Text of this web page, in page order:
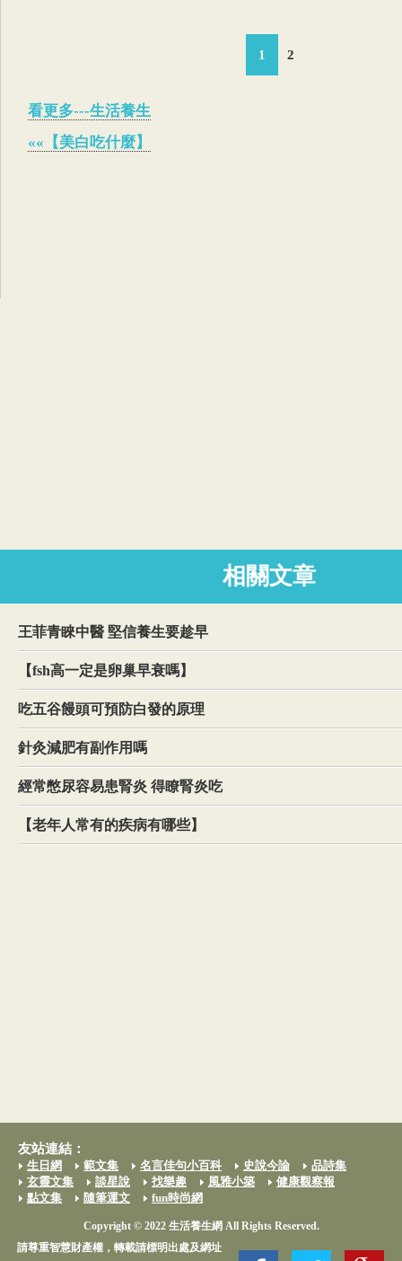
1 2
看更多---生活養生
««【美白吃什麼】
相關文章
王菲青睞中醫 堅信養生要趁早
【fsh高一定是卵巢早衰嗎】
吃五谷饅頭可預防白發的原理
針灸減肥有副作用嗎
經常憋尿容易患腎炎 得瞭腎炎吃
【老年人常有的疾病有哪些】
友站連結：
生日網 範文集 名言佳句小百科 史說今論
品詩集
玄靈文集
談星說 找樂趣 風雅小築
健康觀察報
點文集
隨筆運文 fun時尚網
Copyright © 2022 生活養生網 All Rights Reserved.
請尊重智慧財產權，轉載請標明出處及網址